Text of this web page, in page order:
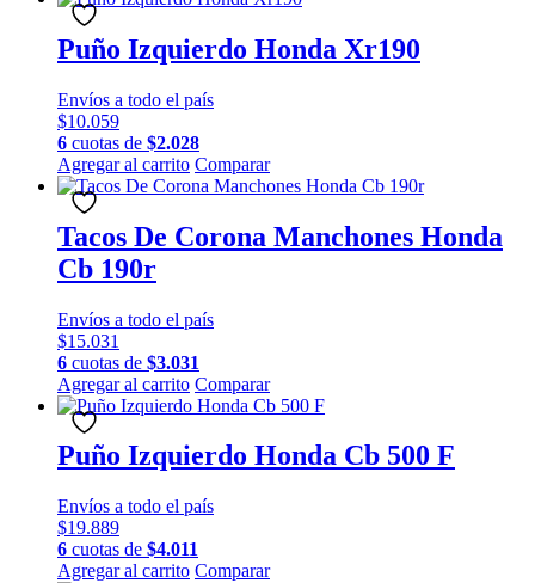
Puño Izquierdo Honda Xr190
Envíos a todo el país
$10.059
6 cuotas de $2.028
Agregar al carrito Comparar
Tacos De Corona Manchones Honda
Cb 190r
Envíos a todo el país
$15.031
6 cuotas de $3.031
Agregar al carrito Comparar
Puño Izquierdo Honda Cb 500 F
Envíos a todo el país
$19.889
6 cuotas de $4.011
Agregar al carrito Comparar